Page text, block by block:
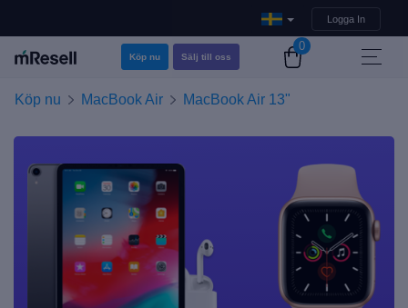
Logga In
Köp nu Sälj till oss
0
Köp nu MacBook Air MacBook Air 13"